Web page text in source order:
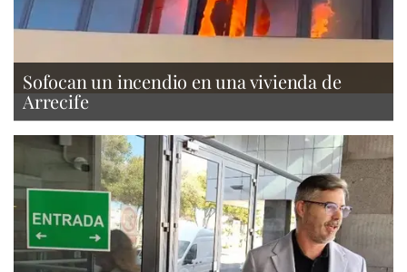
Sofocan un incendio en una vivienda de
Arrecife